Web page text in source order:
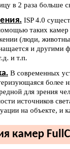
в 2 раза больше
ISP 4.0
таких
(люди,
и
и т.п.
В современных
более
для зрения
источников
на объекте, и
камер